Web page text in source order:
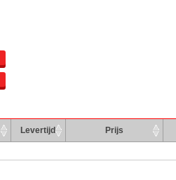
Levertijd Prijs